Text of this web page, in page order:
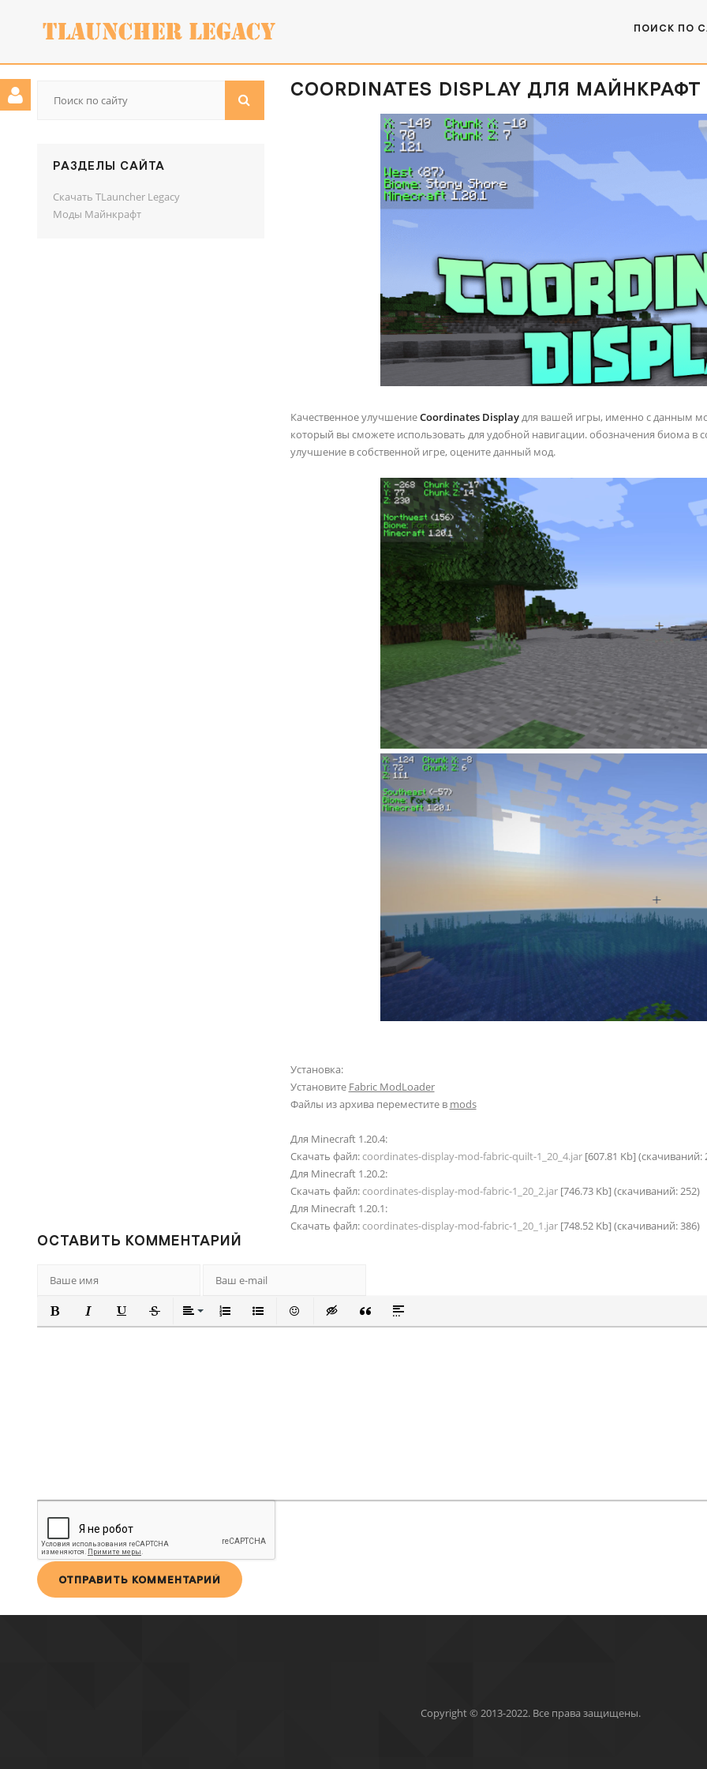
ПОИСК ПО
COORDINATES DISPLAY ДЛЯ МАЙНКРАФТ
Качественное улучшениеCoordinates Displayдля вашей игры, именно с данным
который вы сможете использовать для удобной навигации. обозначения биома в
улучшение в собственной игре, оцените данный мод.
Установка:
Установите Fabric ModLoader
Файлы из архива переместите в mods
Для Minecraft 1.20.4:
Скачать файл: coordinates-display-mod-fabric-quilt-1_20_4.jar [607.81 Kb] (cкачиваний:
Для Minecraft 1.20.2:
Скачать файл: coordinates-display-mod-fabric-1_20_2.jar [746.73 Kb] (cкачиваний: 252)
Для Minecraft 1.20.1:
Скачать файл: coordinates-display-mod-fabric-1_20_1.jar [748.52 Kb] (cкачиваний: 386)
РАЗДЕЛЫ САЙТА
Скачать TLauncher Legacy
Моды Майнкрафт
ОСТАВИТЬ КОММЕНТАРИЙ
ПОЛУЖИРНЫЙ
КУРСИВПОДЧЕРКНУТЫЙ
ЗАЧЕРКНУТЫЙВЫРАВНИВАНИЕ
НУМЕРОВАННЫЙ СПИСОК
МАРКИРОВАННЫЙ СПИСОК
ВСТАВИТЬ СМАЙЛИК
ВСТАВКА СКРЫТОГО ТЕКСТА
ВСТАВКА ЦИТАТЫ
ВСТАВКА СПОЙЛЕРА
ОТПРАВИТЬ КОММЕНТАРИЙ
Copyright © 2013-2022. Все права защищены.